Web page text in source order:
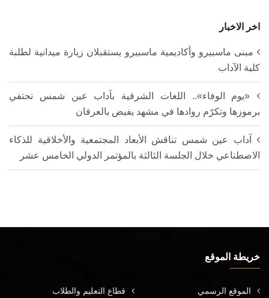
اخر الاخبار
مبنى ماسبيرو وأكاديمية ماسبيرو يستقبلان زيارة ميدانية لطلبة
كلية الآداب
«يوم الوفاء».. اللغات الشرقية بآداب عين شمس تحتفي
برموزها وتكرّم روادها في مشهد يفيض بالعرفان
آداب عين شمس تناقش الأبعاد المجتمعية والأخلاقية للذكاء
الاصطناعي خلال الجلسة الثالثة بالمؤتمر الدولي الخامس عشر
خريطة الموقع
الموقع الرسمي قطاع التعليم والطلاب